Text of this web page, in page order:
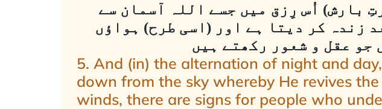
بارش) اُس رِزق میں جسے اللہ آسمان سے
زندہ کر دیتا ہے اور (اسی طرح) ہواؤں
جو عقل و شعور رکھتے ہیں
5. And (in) the alternation of night and
down from the sky whereby He revives
winds, there are signs for people who